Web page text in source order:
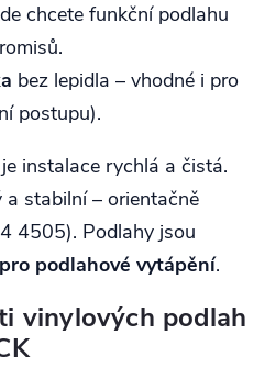
chcete funkční podlahu
bez lepidla – vhodné i pro
postupu).
instalace rychlá a čistá.
stabilní – orientačně
4505). Podlahy jsou
podlahové vytápění.
vinylových podlah